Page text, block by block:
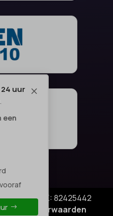
M
uur
een
- KVK: 82425442
voorwaarden